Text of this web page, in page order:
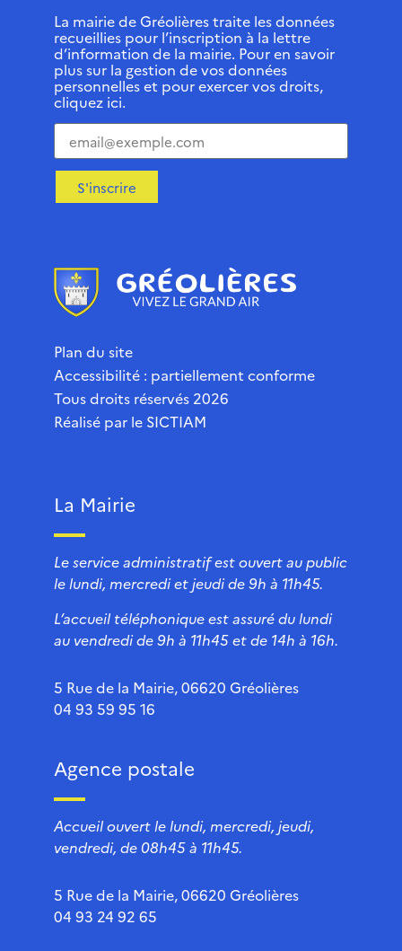
La mairie de Gréolières traite les données
recueillies pour l’inscription à la lettre
d’information de la mairie. Pour en savoir
plus sur la gestion de vos données
personnelles et pour exercer vos droits,
cliquez ici.
S'inscrire
Plan du site
Accessibilité : partiellement conforme
Tous droits réservés 2026
Réalisé par le SICTIAM
La Mairie
Le service administratif est ouvert au public
le lundi, mercredi et jeudi de 9h à 11h45.
L’accueil téléphonique est assuré du lundi
au vendredi de 9h à 11h45 et de 14h à 16h.
5 Rue de la Mairie, 06620 Gréolières
04 93 59 95 16
Agence postale
Accueil ouvert le lundi, mercredi, jeudi,
vendredi, de 08h45 à 11h45.
5 Rue de la Mairie, 06620 Gréolières
04 93 24 92 65